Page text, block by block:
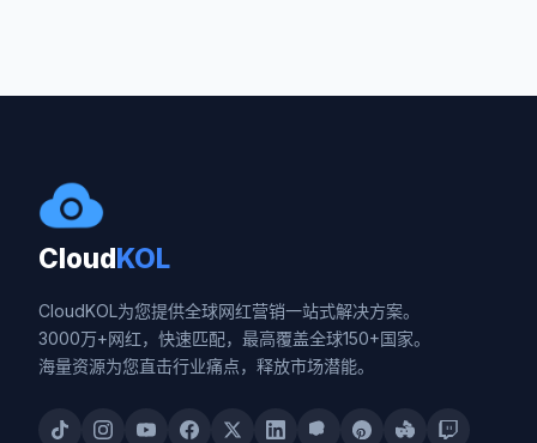
CloudKOL
CloudKOL为您提供全球网红营销一站式解决方案。
3000万+网红，快速匹配，最高覆盖全球150+国家。
海量资源为您直击行业痛点，释放市场潜能。